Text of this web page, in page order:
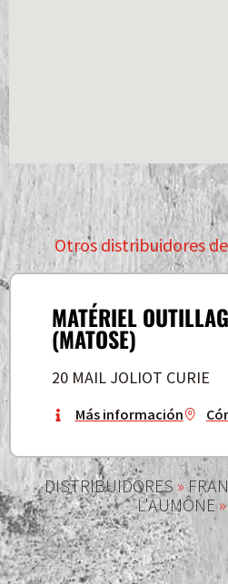
Otros distribuidores
MATÉRIEL
(MATOSE)
20 MAIL JOLIOT CURIE
Más información
DISTRIBUIDORES »
L'AUMÔNE»